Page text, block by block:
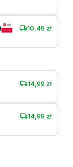
10,49 zł
14,99 zł
14,99 zł